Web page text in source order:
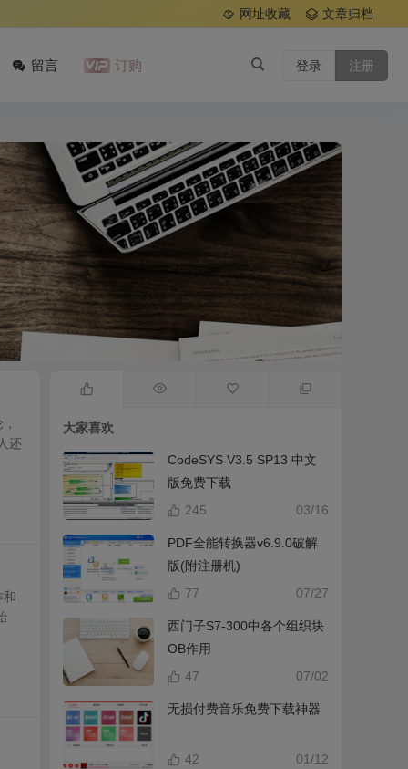
网址收藏 文章归档
留言 订购 登录 注册
还
和
大家喜欢
CodeSYS V3.5 SP13 中文
版免费下载
03/16
245
PDF全能转换器v6.9.0破解
版(附注册机)
07/27
77
西门子S7-300中各个组织块
OB作用
07/02
47
无损付费音乐免费下载神器
01/12
42